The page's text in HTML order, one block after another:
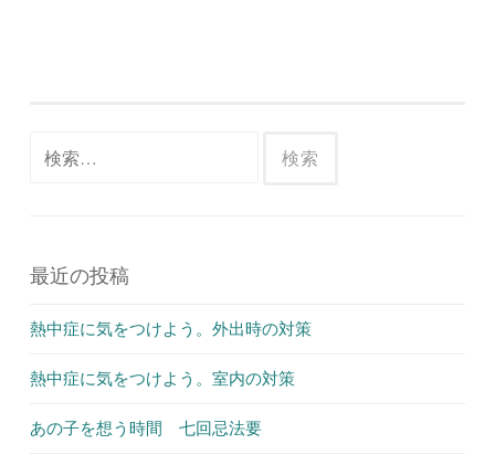
最近の投稿
熱中症に気をつけよう。外出時の対策
熱中症に気をつけよう。室内の対策
あの子を想う時間 七回忌法要